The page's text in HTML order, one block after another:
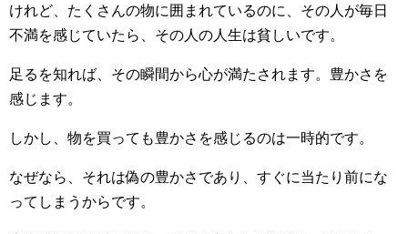
けれど、たくさんの物に囲まれているのに、その人が毎日
不満を感じていたら、その人の人生は貧しいです。
足るを知れば、その瞬間から心が満たされます。豊かさを
感じます。
しかし、物を買っても豊かさを感じるのは一時的です。
なぜなら、それは偽の豊かさであり、すぐに当たり前にな
ってしまうからです。